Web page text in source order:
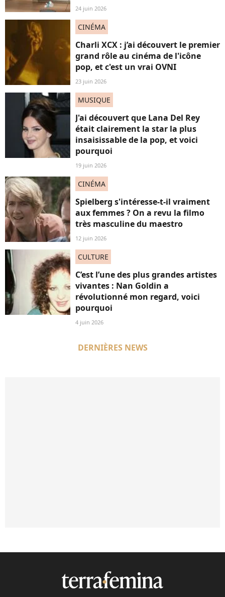
24 juin 2026
CINÉMA
Charli XCX : j’ai découvert le premier
grand rôle au cinéma de l'icône
pop, et c'est un vrai OVNI
23 juin 2026
MUSIQUE
J'ai découvert que Lana Del Rey
était clairement la star la plus
insaisissable de la pop, et voici
pourquoi
19 juin 2026
CINÉMA
Spielberg s'intéresse-t-il vraiment
aux femmes ? On a revu la filmo
très masculine du maestro
12 juin 2026
CULTURE
C’est l’une des plus grandes artistes
vivantes : Nan Goldin a
révolutionné mon regard, voici
pourquoi
4 juin 2026
DERNIÈRES NEWS